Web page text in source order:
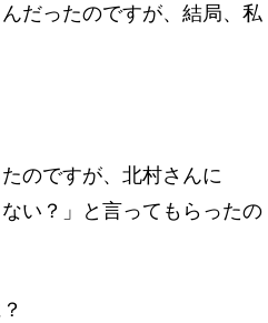
だったのですが、結局、私
のですが、北村さんに
い？」と言ってもらったの